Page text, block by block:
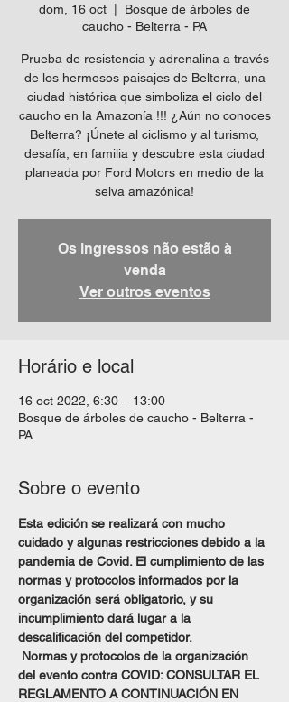
dom, 16 oct
Bosque de árboles de
caucho - Belterra - PA
Prueba de resistencia y adrenalina a través
de los hermosos paisajes de Belterra, una
ciudad histórica que simboliza el ciclo del
caucho en la Amazonía !!! ¿Aún no conoces
Belterra? ¡Únete al ciclismo y al turismo,
desafía, en familia y descubre esta ciudad
planeada por Ford Motors en medio de la
selva amazónica!
Os ingressos não estão à
venda
Ver outros eventos
Horário e local
16 oct 2022, 6:30 – 13:00
Bosque de árboles de caucho - Belterra -
PA
Sobre o evento
Esta edición se realizará con mucho
cuidado y algunas restricciones debido a la
pandemia de Covid. El cumplimiento de las
normas y protocolos informados por la
organización será obligatorio, y su
incumplimiento dará lugar a la
descalificación del competidor.
Normas y protocolos de la organización
del evento contra COVID: CONSULTAR EL
REGLAMENTO A CONTINUACIÓN EN